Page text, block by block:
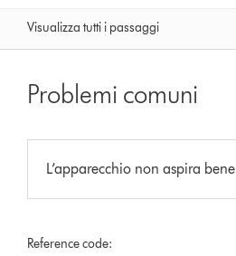
Visualizza tutti i passaggi
Problemi comuni
L’apparecchio non aspira bene
Reference code: